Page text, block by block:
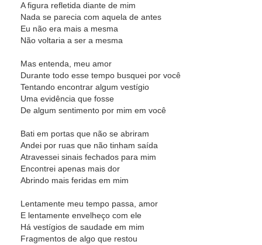
A figura refletida diante de mim
Nada se parecia com aquela de antes
Eu não era mais a mesma
Não voltaria a ser a mesma
Mas entenda, meu amor
Durante todo esse tempo busquei por você
Tentando encontrar algum vestígio
Uma evidência que fosse
De algum sentimento por mim em você
Bati em portas que não se abriram
Andei por ruas que não tinham saída
Atravessei sinais fechados para mim
Encontrei apenas mais dor
Abrindo mais feridas em mim
Lentamente meu tempo passa, amor
E lentamente envelheço com ele
Há vestígios de saudade em mim
Fragmentos de algo que restou